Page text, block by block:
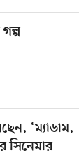
‘ম্যাডাম,